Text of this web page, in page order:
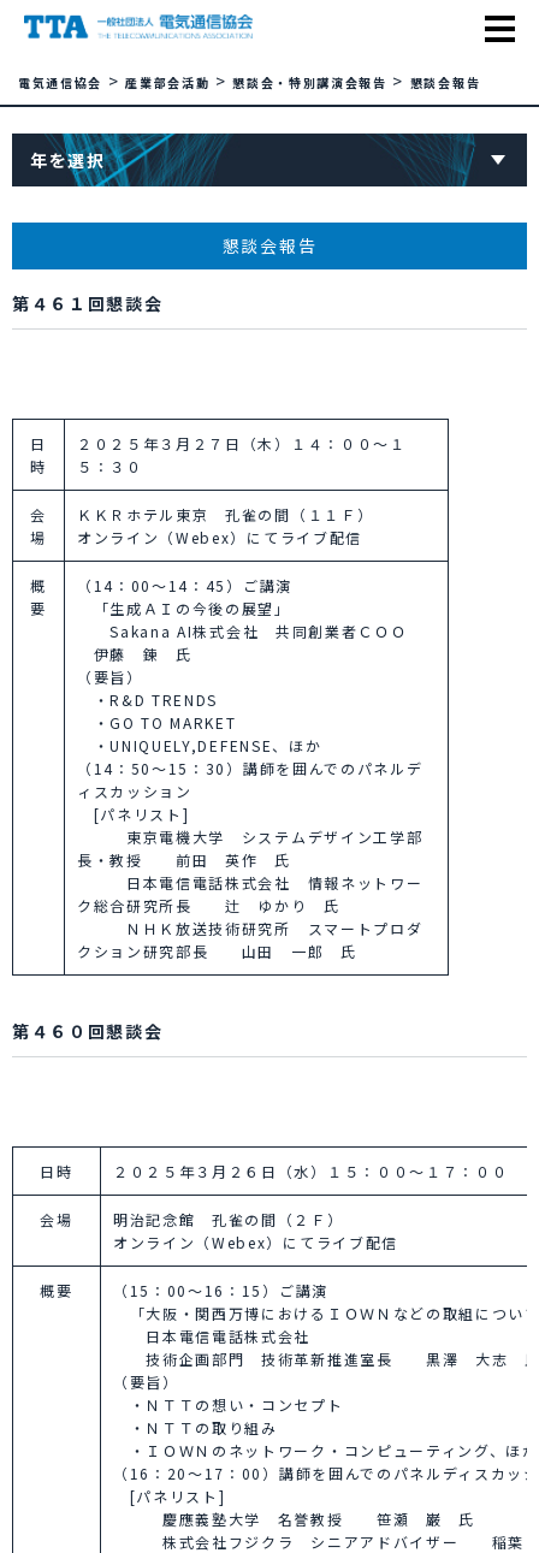
電気通信協会 >産業部会活動 >懇談会・特別講演会報告 > 懇談会報告
年を選択
懇談会報告
第４６１回懇談会
日
時
２０２５年３月２７日（木）１４：００～１
５：３０
会
場
ＫＫＲホテル東京 孔雀の間（１１Ｆ）
オンライン（Webex）にてライブ配信
概
要
（14：00～14：45）ご講演
「生成ＡＩの今後の展望」
Sakana AI株式会社 共同創業者ＣＯＯ
伊藤 錬 氏
（要旨）
・R&D TRENDS
・GO TO MARKET
・UNIQUELY,DEFENSE、ほか
（14：50～15：30）講師を囲んでのパネルデ
ィスカッション
[パネリスト]
東京電機大学 システムデザイン工学部
長・教授 前田 英作 氏
日本電信電話株式会社 情報ネットワー
ク総合研究所長 辻 ゆかり 氏
ＮＨＫ放送技術研究所 スマートプロダ
クション研究部長 山田 一郎 氏
第４６０回懇談会
日時 ２０２５年３月２６日（水）１５：００～１７：００
会場
明治記念館 孔雀の間（２Ｆ）
オンライン（Webex）にてライブ配信
概要
（15：00～16：15）ご講演
「大阪・関西万博におけるＩＯＷＮなどの取組につい
日本電信電話株式会社
技術企画部門 技術革新推進室長 黒澤 大志
（要旨）
・ＮＴＴの想い・コンセプト
・ＮＴＴの取り組み
・ＩＯＷＮのネットワーク・コンピューティング、
（16：20～17：00）講師を囲んでのパネルディスカッ
[パネリスト]
慶應義塾大学 名誉教授 笹瀬 巌 氏
株式会社フジクラ シニアアドバイザー 稲葉